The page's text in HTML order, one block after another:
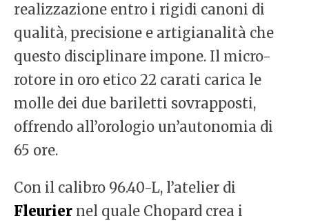
realizzazione entro i rigidi canoni di
qualità, precisione e artigianalità che
questo disciplinare impone. Il micro-
rotore in oro etico 22 carati carica le
molle dei due bariletti sovrapposti,
offrendo all’orologio un’autonomia di
65 ore.
Con il calibro 96.40-L, l’atelier di
Fleurier nel quale Chopard crea i